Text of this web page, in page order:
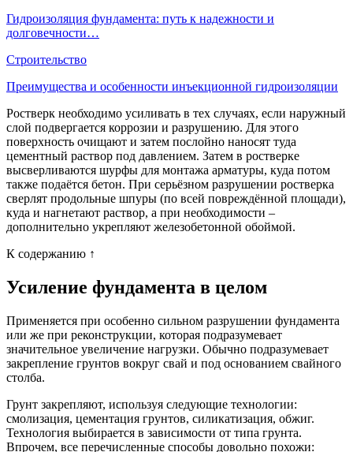
Гидроизоляция фундамента: путь к надежности и
долговечности…
Строительство
Преимущества и особенности инъекционной гидроизоляции
Ростверк необходимо усиливать в тех случаях, если наружный
слой подвергается коррозии и разрушению. Для этого
поверхность очищают и затем послойно наносят туда
цементный раствор под давлением. Затем в ростверке
высверливаются шурфы для монтажа арматуры, куда потом
также подаётся бетон. При серьёзном разрушении ростверка
сверлят продольные шпуры (по всей повреждённой площади),
куда и нагнетают раствор, а при необходимости –
дополнительно укрепляют железобетонной обоймой.
К содержанию ↑
Усиление фундамента в целом
Применяется при особенно сильном разрушении фундамента
или же при реконструкции, которая подразумевает
значительное увеличение нагрузки. Обычно подразумевает
закрепление грунтов вокруг свай и под основанием свайного
столба.
Грунт закрепляют, используя следующие технологии:
смолизация, цементация грунтов, силикатизация, обжиг.
Технология выбирается в зависимости от типа грунта.
Впрочем, все перечисленные способы довольно похожи: